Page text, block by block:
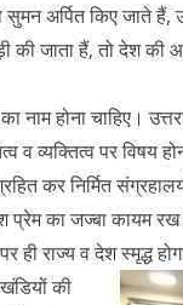
सुमन अर्पित किए जाते
की जाता हैं, तो देश की
होना चाहिए।
व्यक्तित्व पर विषय
कर निर्मित
देश प्रेम का जज्बा
राज्य व देश स्मृद्ध
की